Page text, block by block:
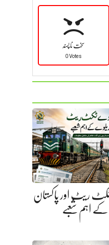
سخت نا پسند
0 Votes
ریٹ اور پاکستان
اہم شعبے